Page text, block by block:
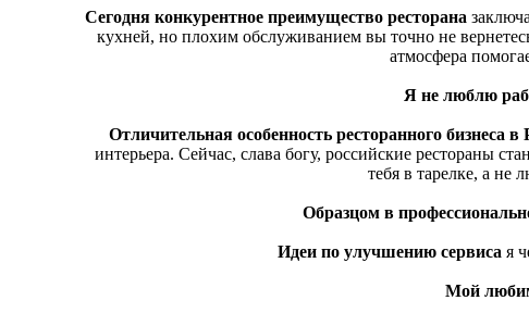
Сегодня конкурентное преимущество ресторана
кухней, но плохим обслуживанием вы точно не
атмосфера
Я не люблю
Отличительная особенность ресторанного бизнеса в
интерьера. Сейчас, слава богу, российские рестораны
тебя в тарелке, а не
Образцом в
Идеи по улучшению сервиса я
Мой